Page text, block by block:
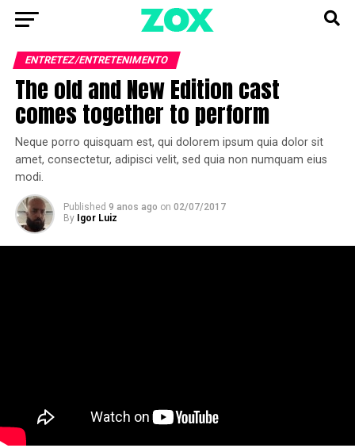
ENTRETEZ/ENTRETENIMENTO
The old and New Edition cast
comes together to perform
Neque porro quisquam est, qui dolorem ipsum quia dolor sit
amet, consectetur, adipisci velit, sed quia non numquam eius
modi.
Published 9 anos ago on 02/07/2017
By Igor Luiz